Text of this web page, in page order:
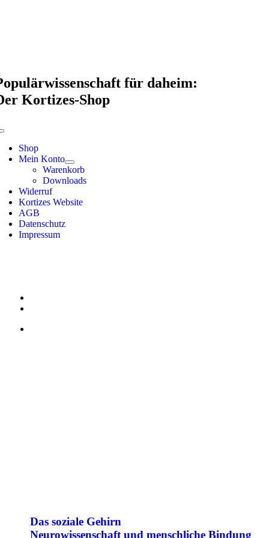
für daheim:
Kortizes-Shop
Shop
Mein Konto
Warenkorb
Downloads
Widerruf
Kortizes Website
AGB
Datenschutz
Impressum
Das soziale Gehirn
Neuro­wissen­schaft und menschliche Bindung